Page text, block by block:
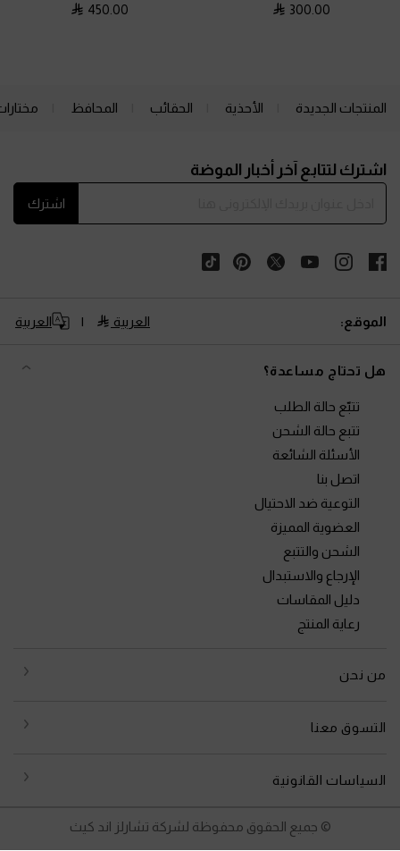
300.00
450.00
المنتجات الجديدة الأحذية الحقائب المحافظ
اشترك لتتابع آخر أخبار الموضة
اشترك
الموقع: العربية العربية
هل تحتاج مساعدة؟
تتبّع حالة الطلب
تتبع حالة الشحن
الأسئلة الشائعة
اتصل بنا
التوعية ضد الاحتيال
العضوية المميزة
الشحن والتتبع
الإرجاع والاستبدال
دليل المقاسات
رعاية المنتج
من نحن
التسوق معنا
السياسات القانونية
© جميع الحقوق محفوظة لشركة تشارلز اند كيث